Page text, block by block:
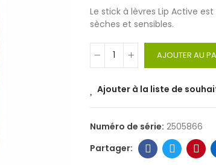
Le stick à lèvres Lip Active
sèches et sensibles.
AJOUTER AU
Ajouter à la liste de
Numéro de série: 2505866